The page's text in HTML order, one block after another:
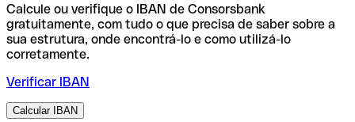
Calcule ou verifique o IBAN de Consorsbank
gratuitamente, com tudo o que precisa de saber sobre a
sua estrutura, onde encontrá-lo e como utilizá-lo
corretamente.
Verificar IBAN
Calcular IBAN